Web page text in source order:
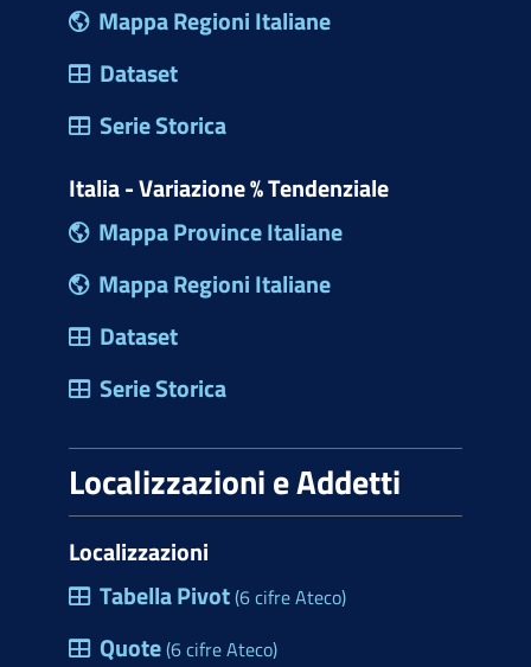
Mappa Regioni Italiane
Dataset
Serie Storica
Italia - Variazione % Tendenziale
Mappa Province Italiane
Mappa Regioni Italiane
Dataset
Serie Storica
Localizzazioni e Addetti
Localizzazioni
Tabella Pivot(6 cifre Ateco)
Quote(6 cifre Ateco)